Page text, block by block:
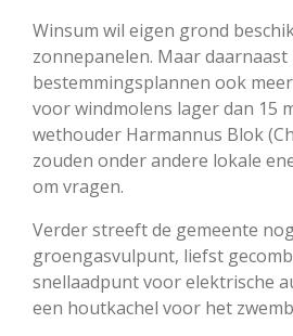
Winsum wil eigen grond
zonnepanelen. Maar
bestemmingsplannen ook
voor windmolens lager dan 15
wethouder Harmannus Blok
zouden onder andere lokale
om vragen.
Verder streeft de gemeente
groengasvulpunt, liefst
snellaadpunt voor elektrische
een houtkachel voor het